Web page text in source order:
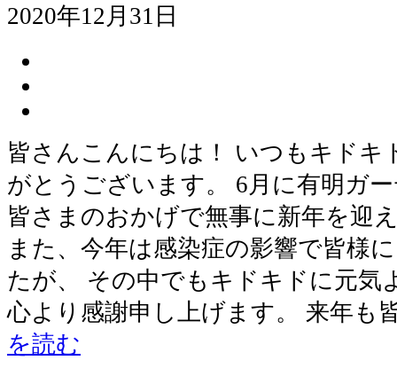
2020年12月31日
皆さんこんにちは！ いつもキドキ
がとうございます。 6月に有明ガ
皆さまのおかげで無事に新年を迎
また、今年は感染症の影響で皆様
たが、 その中でもキドキドに元気
心より感謝申し上げます。 来年も
を読む